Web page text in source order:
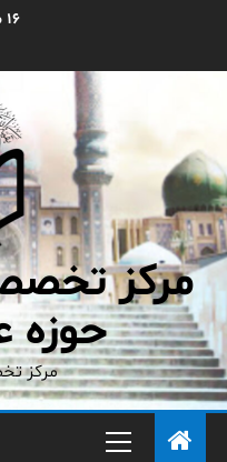
۱۶ مرداد ۱۴۰۵
مرکز
حوزه
مرکز